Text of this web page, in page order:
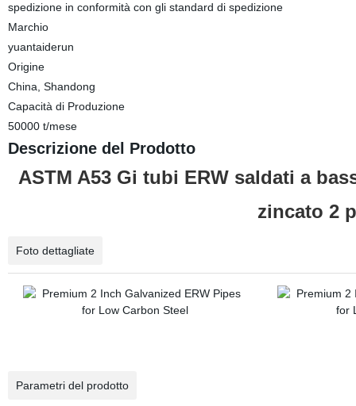
spedizione in conformità con gli standard di spedizione
Marchio
yuantaiderun
Origine
China, Shandong
Capacità di Produzione
50000 t/mese
Descrizione del Prodotto
ASTM A53 Gi tubi ERW saldati a
zincato 2
Foto dettagliate
Parametri del prodotto